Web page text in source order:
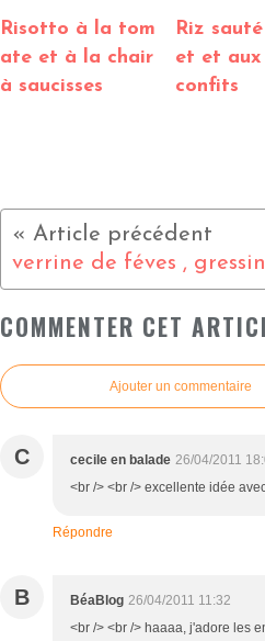
Risotto à la tom
ate et à la chair
à saucisses
Riz
et et aux
confits
COMMENTER CET
Ajouter un commentaire
C cecile en balade 26/04/2011
<br /> <br /> excellente idée
Répondre
B BéaBlog 26/04/2011 11:32
<br /> <br /> haaaa, j'adore les